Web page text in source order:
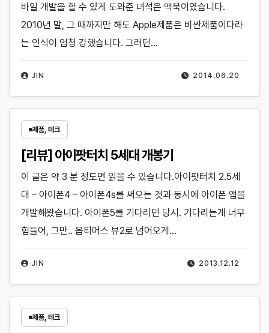
2014.06.20
JIN
바일 개발을 할 수 있게 도와준 녀석은 맥북이였습니다.
2010년 말, 그 때까지만 해도 Apple제품은 비싼제품이다라
는 인식이 엄청 강했습니다. 그러던…
제품, 테크
[리뷰] 아이팟터치 5세대 개봉기
2013.12.12
JIN
이 글은 약 3 분 정도면 읽을 수 있습니다.아이팟터치 2.5세
대 – 아이폰4 – 아이폰4s를 써오는 것과 동시에 아이폰 앱을
개발해왔습니다. 아이폰5를 기다리던 당시. 기다리는게 너무
힘들어, 그만.. 옵티머스 뷰2로 넘어오게…
제품, 테크